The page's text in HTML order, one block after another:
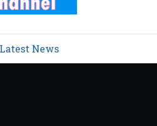
Latest News